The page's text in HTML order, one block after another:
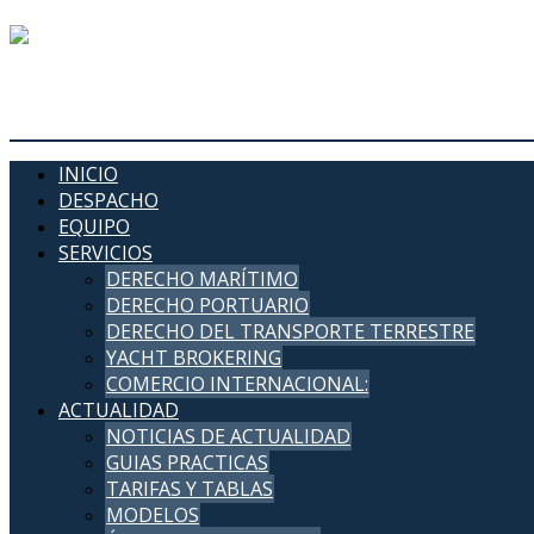
INICIO
DESPACHO
EQUIPO
SERVICIOS
DERECHO MARÍTIMO
DERECHO PORTUARIO
DERECHO DEL TRANSPORTE TERRESTRE
YACHT BROKERING
COMERCIO INTERNACIONAL:
ACTUALIDAD
NOTICIAS DE ACTUALIDAD
GUIAS PRACTICAS
TARIFAS Y TABLAS
MODELOS